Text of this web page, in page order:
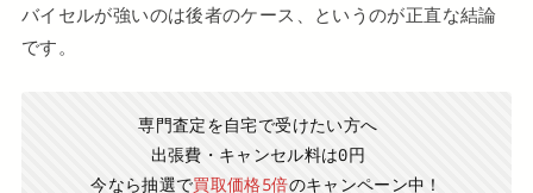
バイセルが強いのは後者のケース、というのが正直な結論
です。
専門査定を自宅で受けたい方へ
出張費・キャンセル料は0円
今なら抽選で買取価格5倍のキャンペーン中！